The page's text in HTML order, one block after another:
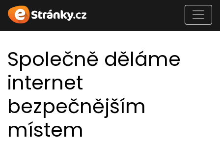
Společně děláme
internet
bezpečnějším
místem